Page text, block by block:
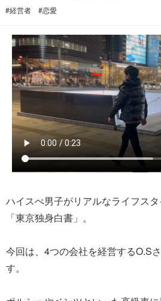
#経営者 #恋愛
ハイスぺ男子がリアルなライフスタ
「東京独身白書」。
今回は、4つの会社を経営するO.S
す。